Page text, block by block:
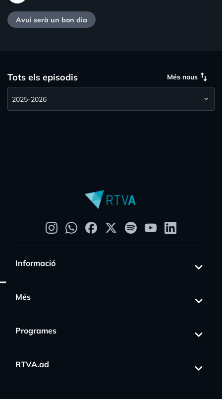
Avui serà un bon dia
Tots els episodis Més nous swap_vert
Informació
Més
Programes
RTVA.ad